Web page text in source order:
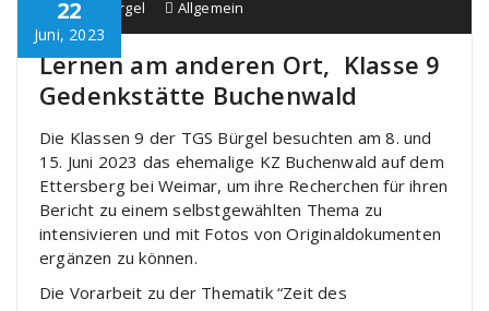
22
Juni, 2023
Schule Bürgel Allgemein
Lernen am anderen Ort, Klasse 9
Gedenkstätte Buchenwald
Die Klassen 9 der TGS Bürgel besuchten am 8. und
15. Juni 2023 das ehemalige KZ Buchenwald auf dem
Ettersberg bei Weimar, um ihre Recherchen für ihren
Bericht zu einem selbstgewählten Thema zu
intensivieren und mit Fotos von Originaldokumenten
ergänzen zu können.
Die Vorarbeit zu der Thematik “Zeit des